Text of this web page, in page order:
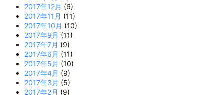
2017年12月 (6)
2017年11月 (11)
2017年10月 (10)
2017年9月 (11)
2017年7月 (9)
2017年6月 (11)
2017年5月 (10)
2017年4月 (9)
2017年3月 (5)
2017年2月 (9)